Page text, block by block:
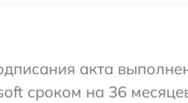
акта
сроком на 36